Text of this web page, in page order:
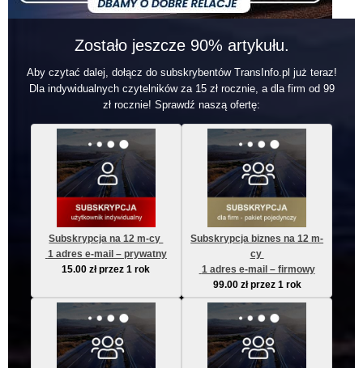
Zostało jeszcze 90% artykułu.
Aby czytać dalej, dołącz do subskrybentów TransInfo.pl już teraz!
Dla indywidualnych czytelników za 15 zł rocznie, a dla firm od 99
zł rocznie! Sprawdź naszą ofertę:
Subskrypcja na 12 m-cy
1 adres e-mail – prywatny
15.00zł przez 1 rok
Subskrypcja biznes na 12 m-
cy
1 adres e-mail – firmowy
99.00 zł przez 1 rok